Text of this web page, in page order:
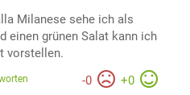
Milanese sehe ich als
einen grünen Salat kann ich
vorstellen.
-0 +0